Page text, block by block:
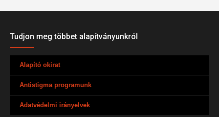
Tudjon meg többet alapítványunkról
Alapító okirat
Antistigma programunk
Adatvédelmi irányelvek